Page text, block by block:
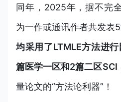
同年，2025年，据不完
为一作或通讯作者共发表5
均采用了LTMLE方法进
篇医学一区和2篇二区SCI
量论文的“方法论利器”！